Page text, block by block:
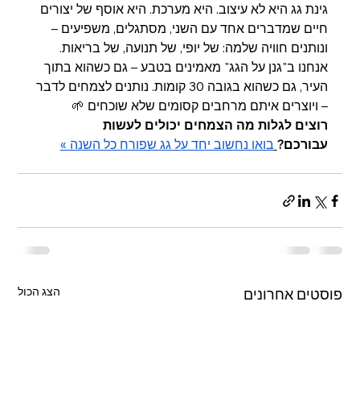
גינת גג היא לא עיצוב. היא מערכת. היא אוסף של יצורים
חיים שמדברים אחד עם השני, מסתגלים, משפיעים –
ונותנים חוויה שלמה: של יופי, של תנועה, של בריאות.
אנחנו ב"גנן על הגג" מאמינים בטבע – גם כשהוא בתוך
העיר, גם כשהוא בגובה 30 קומות. נותנים לצמחים לדבר
– ויוצרים איתם מרחבים קסומים שלא שוכחים 🌱
רוצים לגלות מה הצמחים יכולים לעשות
עבורכם? בואו נחשוב יחד על גג שפורח כל השנה »
פוסטים אחרונים הצג הכול